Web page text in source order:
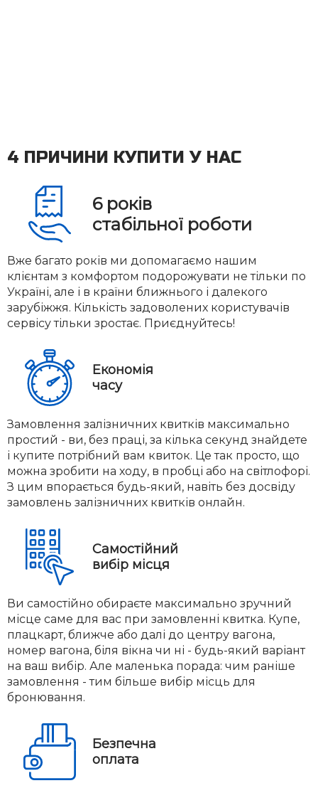
4 ПРИЧИНИ КУПИТИ У НАС
6 років
стабільної роботи
Вже багато років ми допомагаємо нашим
клієнтам з комфортом подорожувати не тільки по
Україні, але і в країни ближнього і далекого
зарубіжжя. Кількість задоволених користувачів
сервісу тільки зростає. Приєднуйтесь!
Економія
часу
Замовлення залізничних квитків максимально
простий - ви, без праці, за кілька секунд знайдете
і купите потрібний вам квиток. Це так просто, що
можна зробити на ходу, в пробці або на світлофорі.
З цим впорається будь-який, навіть без досвіду
замовлень залізничних квитків онлайн.
Самостійний
вибір місця
Ви самостійно обираєте максимально зручний
місце саме для вас при замовленні квитка. Купе,
плацкарт, ближче або далі до центру вагона,
номер вагона, біля вікна чи ні - будь-який варіант
на ваш вибір. Але маленька порада: чим раніше
замовлення - тим більше вибір місць для
бронювання.
Безпечна
оплата